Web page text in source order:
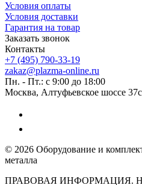
Условия оплаты
Условия доставки
Гарантия на товар
Заказать звонок
Контакты
+7 (495) 790-33-19
zakaz@plazma-online.ru
Пн. - Пт.: с 9:00 до 18:00
Москва, Алтуфьевское шоссе
© 2026 Оборудование и
металла
ПРАВОВАЯ ИНФОРМАЦИЯ.